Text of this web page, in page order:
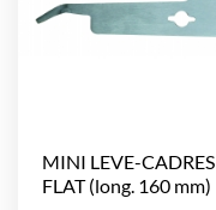
MINI LEVE-CADRES
FLAT (long. 160 mm)